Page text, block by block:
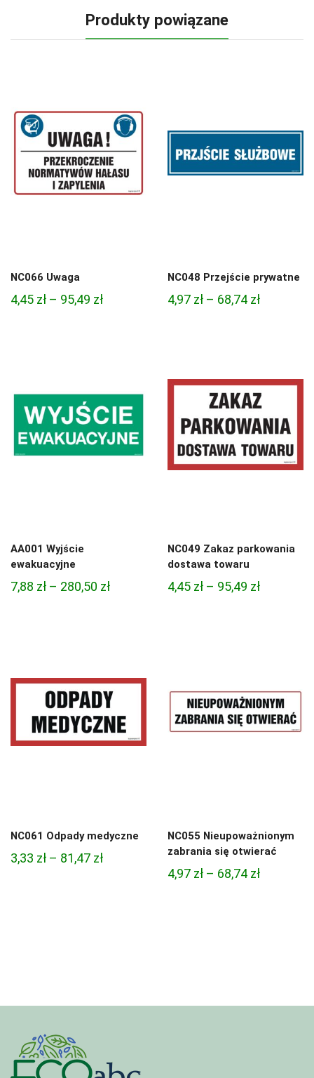
Produkty powiązane
NC066 Uwaga
4,45 zł – 95,49 złZakres
95,49 zł
NC048 Przejście prywatne
4,97 zł – 68,74 złZakres
68,74 zł
AA001 Wyjście
ewakuacyjne
7,88 zł – 280,50 złZakres
280,50 zł
NC049 Zakaz parkowania
dostawa towaru
4,45 zł – 95,49 złZakres
NC061 Odpady medyczne
3,33 zł – 81,47 złZakres
NC055 Nieupoważnionym
zabrania się otwierać
4,97 zł – 68,74 złZakres